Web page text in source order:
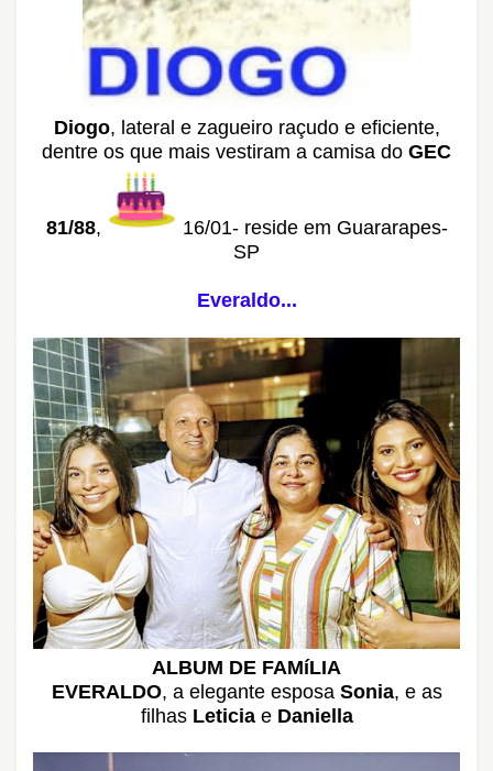
Diogo, lateral e zagueiro raçudo e eficiente,
dentre os que mais vestiram a camisa do GEC
81/88,
16/01- reside em Guararapes-
SP
Everaldo...
ALBUM DE FAMíLIA
EVERALDO, a elegante esposaSonia, e as
filhasLeticiaeDaniella